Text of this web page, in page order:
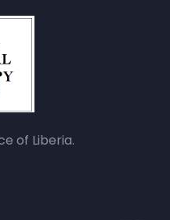
of Liberia.